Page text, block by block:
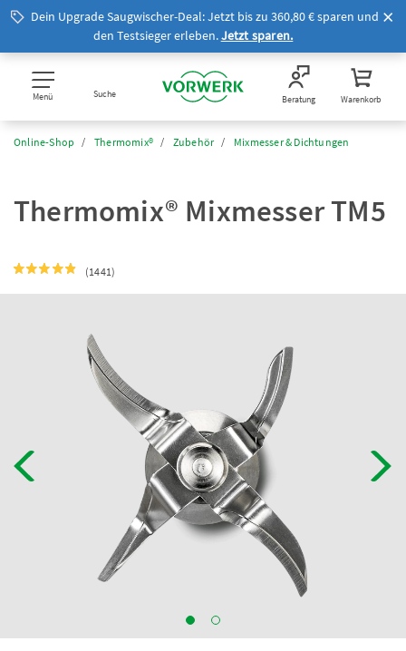
Dein Upgrade Saugwischer-Deal: Jetzt bis zu 360,80 € sparen und
den Testsieger erleben.Jetzt sparen.
Menü Suche Beratung Warenkorb
Online-Shop Thermomix® Zubehör Mixmesser & Dichtungen
Thermomix® Mixmesser TM5
(1441)